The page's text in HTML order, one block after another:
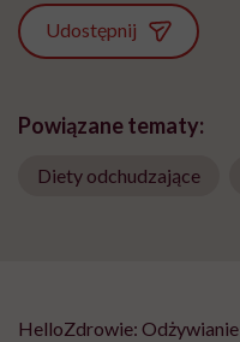
Udostępnij
Powiązane tematy:
Diety odchudzające
HelloZdrowie: Odżywianie